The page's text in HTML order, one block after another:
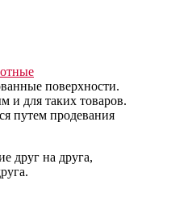
поверхности.
и для таких товаров.
путем продевания
друг на друга,